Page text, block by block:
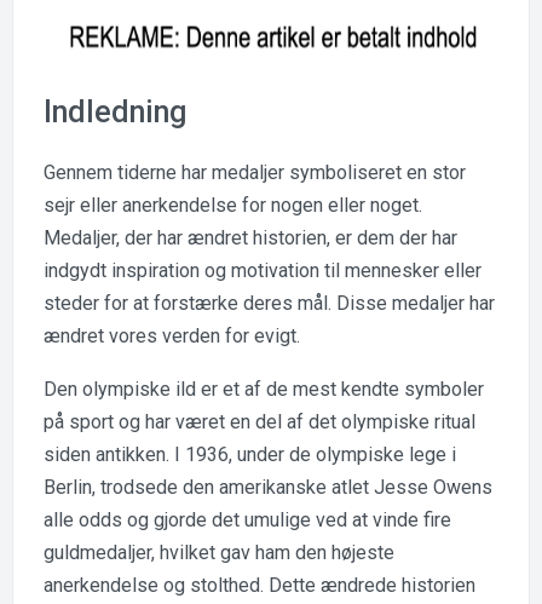
Indledning
Gennem tiderne har medaljer symboliseret en stor
sejr eller anerkendelse for nogen eller noget.
Medaljer, der har ændret historien, er dem der har
indgydt inspiration og motivation til mennesker eller
steder for at forstærke deres mål. Disse medaljer har
ændret vores verden for evigt.
Den olympiske ild er et af de mest kendte symboler
på sport og har været en del af det olympiske ritual
siden antikken. I 1936, under de olympiske lege i
Berlin, trodsede den amerikanske atlet Jesse Owens
alle odds og gjorde det umulige ved at vinde fire
guldmedaljer, hvilket gav ham den højeste
anerkendelse og stolthed. Dette ændrede historien